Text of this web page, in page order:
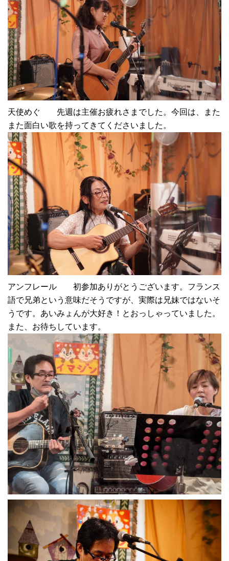
天使めぐ 先週は主催お疲れさまでした。今回は、また
また面白い歌を持ってきてくださいました。
アンフレール 初参加ありがとうございます。フランス
語で兄弟という意味だそうですが、実際は兄妹ではないそ
うです。あいみょんが大好き！とおっしゃっていました。
また、お待ちしています。